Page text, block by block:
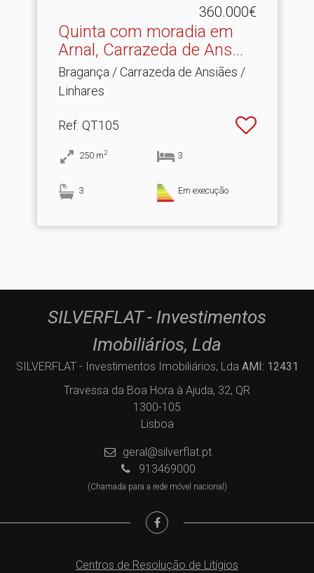
360.000€
Quinta com moradia em
Arnal, Carrazeda de Ans.​..
Bragança / Carrazeda de Ansiães /
Linhares
Ref: QT105
250 m2 3
3 Em execução
SILVERFLAT - Investimentos
Imobiliários, Lda
SILVERFLAT - Investimentos Imobiliários, Lda AMI: 12431
Travessa da Boa Hora à Ajuda, 32, QR
1300-105
Lisboa
geral@silverflat.pt
913469000
(Chamada para a rede móvel nacional)
Centros de Resolução de Litígios